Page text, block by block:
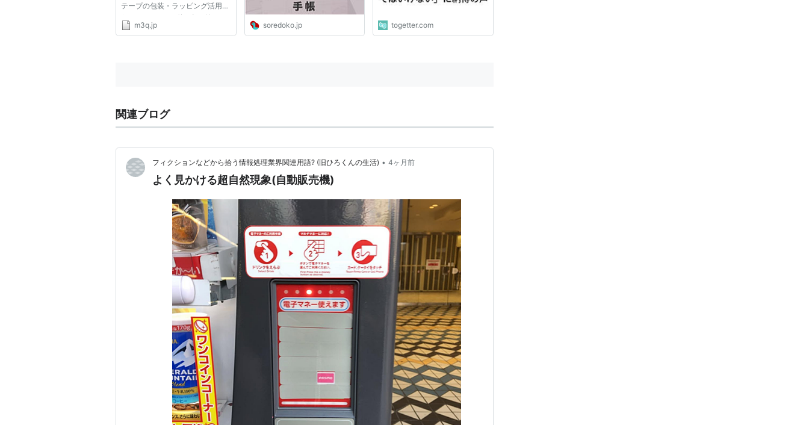
テープの包装・ラッピング活用術
/ lovely package他...全19件
m3q.jp
soredoko.jp togetter.com
関連ブログ
フィクションなどから拾う情報処理業界関連用語? (旧ひろくんの生活) • 4ヶ月前
よく見かける超自然現象(自動販売機)